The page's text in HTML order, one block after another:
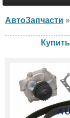
АвтоЗапчасти »